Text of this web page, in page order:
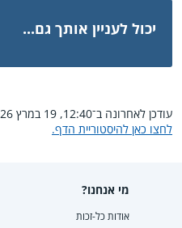
יכול לעניין אותך גם...
עודכן לאחרונה ב־12:40, 19 במרץ 2026.
לחצו כאן להיסטוריית הדף.
מי אנחנו?
אודות כל-זכות